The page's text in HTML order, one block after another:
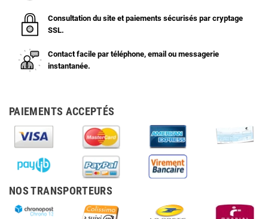
Consultation du site et paiements sécurisés par cryptage
SSL.
Contact facile par téléphone, email ou messagerie
instantanée.
PAIEMENTS ACCEPTÉS
NOS TRANSPORTEURS